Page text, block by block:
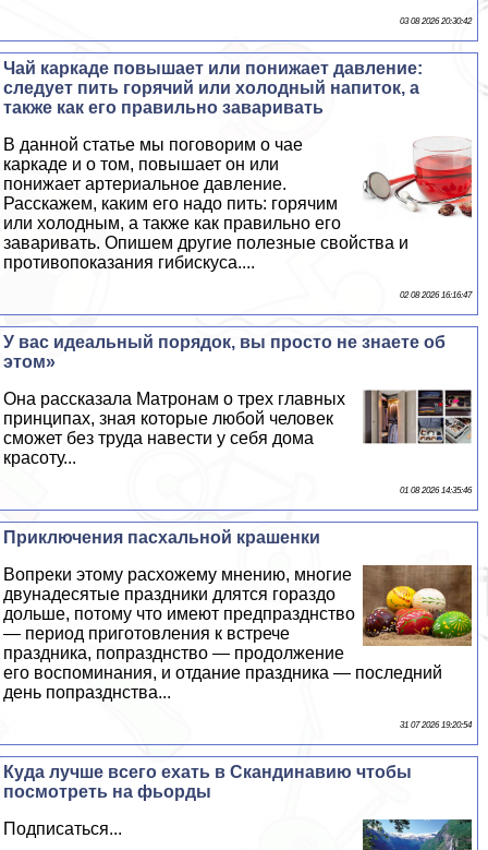
03 08 2026 20:30:42
Чай каркаде повышает или понижает давление:
следует пить горячий или холодный напиток, а
также как его правильно заваривать
В данной статье мы поговорим о чае
каркаде и о том, повышает он или
понижает артериальное давление.
Расскажем, каким его надо пить: горячим
или холодным, а также как правильно его
заваривать. Опишем другие полезные свойства и
противопоказания гибискуса....
02 08 2026 16:16:47
У вас идеальный порядок, вы просто не знаете об
этом»
Она рассказала Матронам о трех главных
принципах, зная которые любой человек
сможет без труда навести у себя дома
красоту...
01 08 2026 14:35:46
Приключения пасхальной крашенки
Вопреки этому расхожему мнению, многие
двунадесятые праздники длятся гораздо
дольше, потому что имеют предпразднство
— период приготовления к встрече
праздника, попразднство — продолжение
его воспоминания, и отдание праздника — последний
день попразднства...
31 07 2026 19:20:54
Куда лучше всего ехать в Скандинавию чтобы
посмотреть на фьорды
Подписаться...